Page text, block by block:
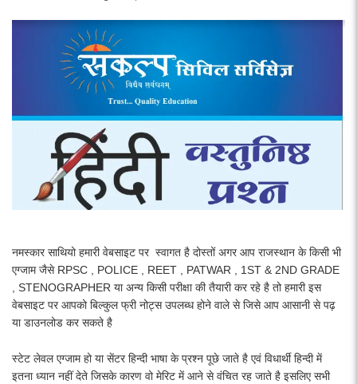
नमस्कार साथियो हमारी वेबसाइट पर स्वागत है दोस्तों अगर आप राजस्थान के किसी भी
एग्जाम जैसे RPSC , POLICE , REET , PATWAR , 1ST & 2ND GRADE
, STENOGRAPHER या अन्य किसी परीक्षा की तैयारी कर रहे है तो हमारी इस
वेबसाइट पर आपको बिल्कुल फ्री नोट्स उपलब्ध होने वाले से जिसे आप आसानी से पढ़
या डाउनलोड कर सकते है
स्टेट लेवल एग्जाम हो या सेंटर हिन्दी भाषा के प्रश्न पूछे जाते है एवं विधार्थी हिन्दी में
इतना ध्यान नहीं देते जिसके कारण वो मेरिट में आने से वंचित रह जाते है इसलिए सभी